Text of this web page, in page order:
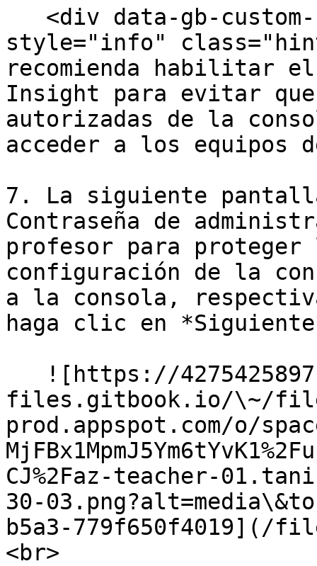
style="info"
recomienda habilitar el
Insight para evitar
autorizadas de la
acceder a los equipos
7. La siguiente
Contraseña de
profesor para proteger
configuración de la
a la consola,
haga clic en
files.gitbook.io/\~/
prod.appspot.com/o/
CJ%2Faz-teacher-
30-
b5a3-779f650f4019](/
<br>